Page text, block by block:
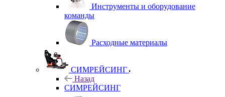
Инструменты и оборудование
команды
Расходные материалы
СИМРЕЙСИНГ
Назад
СИМРЕЙСИНГ